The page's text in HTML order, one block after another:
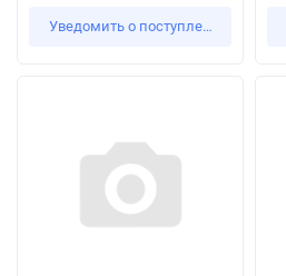
Уведомить о поступлении